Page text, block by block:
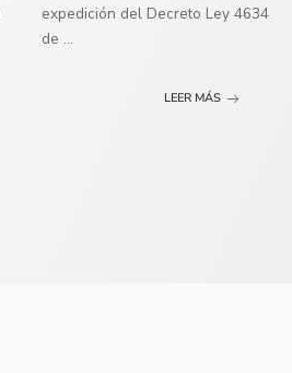
expedición del Decreto Ley 4634
de ...
LEER MÁS